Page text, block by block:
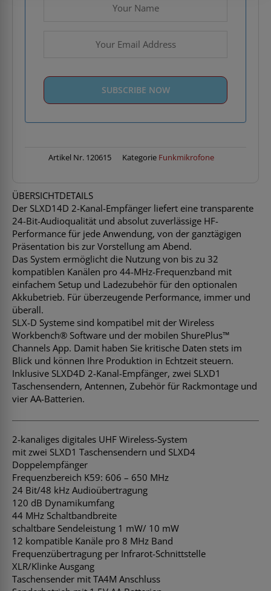
Artikel Nr. 120615 Kategorie Funkmikrofone
ÜBERSICHTDETAILS
Der SLXD14D 2-Kanal-Empfänger liefert eine transparente
24-Bit-Audioqualität und absolut zuverlässige HF-
Performance für jede Anwendung, von der ganztägigen
Präsentation bis zur Vorstellung am Abend.
Das System ermöglicht die Nutzung von bis zu 32
kompatiblen Kanälen pro 44-MHz-Frequenzband mit
einfachem Setup und Ladezubehör für den optionalen
Akkubetrieb. Für überzeugende Performance, immer und
überall.
SLX-D Systeme sind kompatibel mit der Wireless
Workbench® Software und der mobilen ShurePlus™
Channels App. Damit haben Sie kritische Daten stets im
Blick und können Ihre Produktion in Echtzeit steuern.
Inklusive SLXD4D 2-Kanal-Empfänger, zwei SLXD1
Taschensendern, Antennen, Zubehör für Rackmontage und
vier AA-Batterien.
2-kanaliges digitales UHF Wireless-System
mit zwei SLXD1 Taschensendern und SLXD4
Doppelempfänger
Frequenzbereich K59: 606 – 650 MHz
24 Bit/48 kHz Audioübertragung
120 dB Dynamikumfang
44 MHz Schaltbandbreite
schaltbare Sendeleistung 1 mW/ 10 mW
12 kompatible Kanäle pro 8 MHz Band
Frequenzübertragung per Infrarot-Schnittstelle
XLR/Klinke Ausgang
Taschensender mit TA4M Anschluss